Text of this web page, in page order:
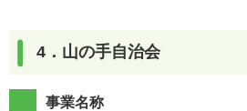
4．山の手自治会
事業名称